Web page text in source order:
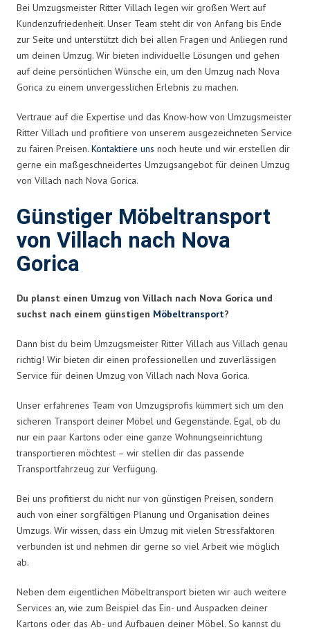
Bei Umzugsmeister Ritter Villach legen wir großen Wert auf
Kundenzufriedenheit. Unser Team steht dir von Anfang bis Ende
zur Seite und unterstützt dich bei allen Fragen und Anliegen rund
um deinen Umzug. Wir bieten individuelle Lösungen und gehen
auf deine persönlichen Wünsche ein, um den Umzug nach Nova
Gorica zu einem unvergesslichen Erlebnis zu machen.
Vertraue auf die Expertise und das Know-how von Umzugsmeister
Ritter Villach und profitiere von unserem ausgezeichneten Service
zu fairen Preisen. Kontaktiere uns noch heute und wir erstellen dir
gerne ein maßgeschneidertes Umzugsangebot für deinen Umzug
von Villach nach Nova Gorica.
Günstiger Möbeltransport
von Villach nach Nova
Gorica
Du planst einen Umzug von Villach nach Nova Gorica und
suchst nach einem günstigen Möbeltransport?
Dann bist du beim Umzugsmeister Ritter Villach aus Villach genau
richtig! Wir bieten dir einen professionellen und zuverlässigen
Service für deinen Umzug von Villach nach Nova Gorica.
Unser erfahrenes Team von Umzugsprofis kümmert sich um den
sicheren Transport deiner Möbel und Gegenstände. Egal, ob du
nur ein paar Kartons oder eine ganze Wohnungseinrichtung
transportieren möchtest – wir stellen dir das passende
Transportfahrzeug zur Verfügung.
Bei uns profitierst du nicht nur von günstigen Preisen, sondern
auch von einer sorgfältigen Planung und Organisation deines
Umzugs. Wir wissen, dass ein Umzug mit vielen Stressfaktoren
verbunden ist und nehmen dir gerne so viel Arbeit wie möglich
ab.
Neben dem eigentlichen Möbeltransport bieten wir auch weitere
Services an, wie zum Beispiel das Ein- und Auspacken deiner
Kartons oder das Ab- und Aufbauen deiner Möbel. So kannst du